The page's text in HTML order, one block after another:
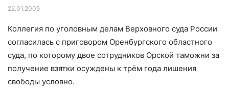
22.01.2005
Коллегия по уголовным делам Верховного суда России
согласилась с приговором Оренбургского областного
суда, по которому двое сотрудников Орской таможни за
получение взятки осуждены к трём года лишения
свободы условно.